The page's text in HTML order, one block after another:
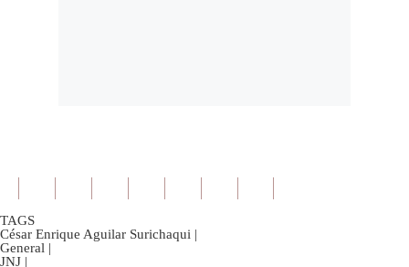
TAGS
César Enrique Aguilar Surichaqui |
General |
JNJ |